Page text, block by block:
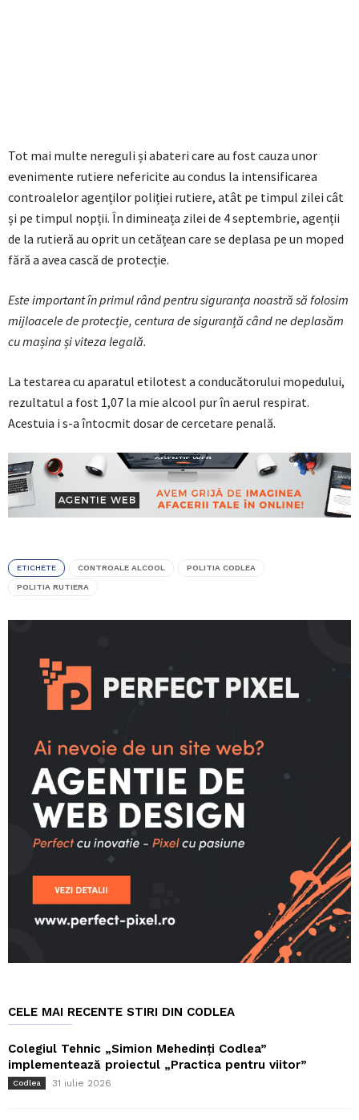
Tot mai multe nereguli și abateri care au fost cauza unor
evenimente rutiere nefericite au condus la intensificarea
controalelor agenților poliției rutiere, atât pe timpul zilei cât
și pe timpul nopții. În dimineața zilei de 4 septembrie, agenții
de la rutieră au oprit un cetățean care se deplasa pe un moped
fără a avea cască de protecție.
Este important în primul rând pentru siguranța noastră să folosim
mijloacele de protecție, centura de siguranță când ne deplasăm
cu mașina și viteza legală.
La testarea cu aparatul etilotest a conducătorului mopedului,
rezultatul a fost 1,07 la mie alcool pur în aerul respirat.
Acestuia i s-a întocmit dosar de cercetare penală.
ETICHETE CONTROALE ALCOOL POLITIA CODLEA
POLITIA RUTIERA
CELE MAI RECENTE STIRI DIN CODLEA
Colegiul Tehnic „Simion Mehedinți Codlea”
implementează proiectul „Practica pentru viitor”
Codlea 31 iulie 2026